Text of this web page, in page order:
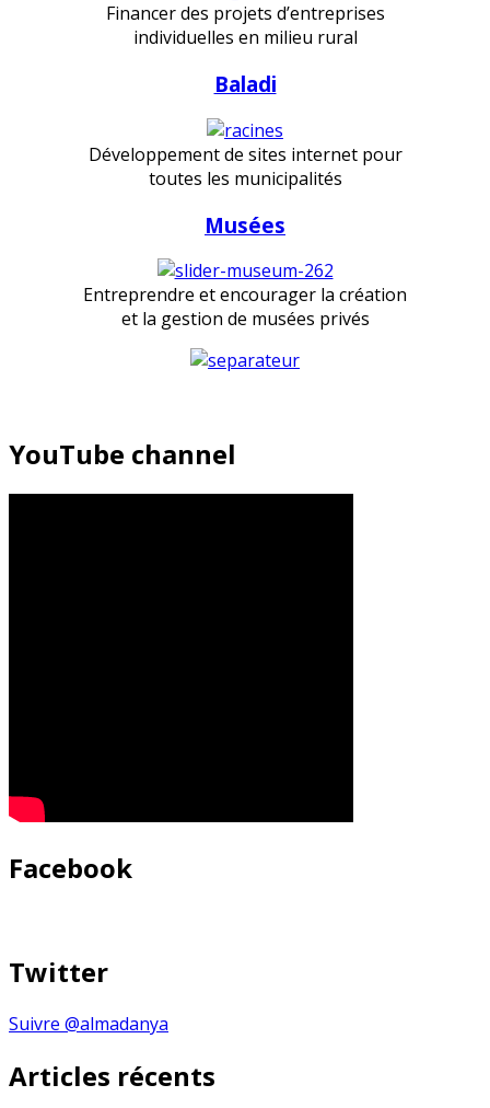
Financer des projets d’entreprises
individuelles en milieu rural
Baladi
Développement de sites internet pour
toutes les municipalités
Musées
Entreprendre et encourager la création
et la gestion de musées privés
YouTube channel
Facebook
Twitter
Suivre @almadanya
Articles récents